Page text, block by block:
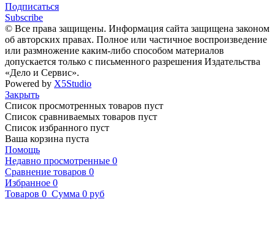
Подписаться
Subscribe
© Все права защищены. Информация сайта защищена законом
об авторских правах. Полное или частичное воспроизведение
или размножение каким-либо способом материалов
допускается только с письменного разрешения Издательства
«Дело и Сервис».
Powered by X5Studio
Закрыть
Список просмотренных товаров пуст
Список сравниваемых товаров пуст
Список избранного пуст
Ваша корзина пуста
Помощь
Недавно просмотренные 0
Сравнение товаров 0
Избранное 0
Товаров 0 Сумма 0 руб